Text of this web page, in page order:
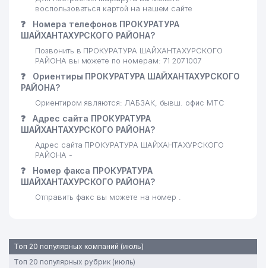
24
ТВОРЧЕСКИЙ ДОМ им. ГАФУРА
26 ANUR TUR ООО 685 м
27
ТАШКЕНТСКИЙ
АРХИТЕКТУРНО-
(ТАСИ)
688 м
28
НОТАРИАЛЬНАЯ КОНТОРА №3
ШАЙХАНТАХУРСКОГО РАЙОНА
29
ASIA ALLIANCE BANK АКБ
31 ANGLESEY FOOD ООО 765 м
32 LAKOS SERVIS ООО
воспользоваться картой на нашем сайте
❓
Номера телефонов ПРОКУРАТУРА
ШАЙХАНТАХУРСКОГО РАЙОНА?
Позвонить в ПРОКУРАТУРА ШАЙХАНТАХУРСКОГО
РАЙОНА вы можете по номерам: 71 2071007
❓
Ориентиры ПРОКУРАТУРА ШАЙХАНТАХУРСКОГО
РАЙОНА?
Ориентиром являются: ЛАБЗАК, бывш. офис МТС
❓
Адрес сайта ПРОКУРАТУРА
ШАЙХАНТАХУРСКОГО РАЙОНА?
Адрес сайта ПРОКУРАТУРА ШАЙХАНТАХУРСКОГО
РАЙОНА -
❓
Номер факса ПРОКУРАТУРА
ШАЙХАНТАХУРСКОГО РАЙОНА?
Отправить факс вы можете на номер .
Топ 20 популярных компаний (июль)
Топ 20 популярных рубрик (июль)